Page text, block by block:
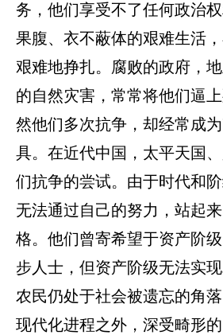
务，他们享受不了任何政治
果腹、衣不蔽体的艰难生活
艰难地挣扎。腐败的政府，
的自然灾害，常常将他们逼
然他们多次抗争，却经常成
具。在近代中国，太平天国
们抗争的尝试。由于时代和
无法通过自己的努力，站起
格。他们曾寄希望于资产阶
步人士，但资产阶级无法实
农民仍处于社会被遗忘的角
现代化进程之外，深受畸形